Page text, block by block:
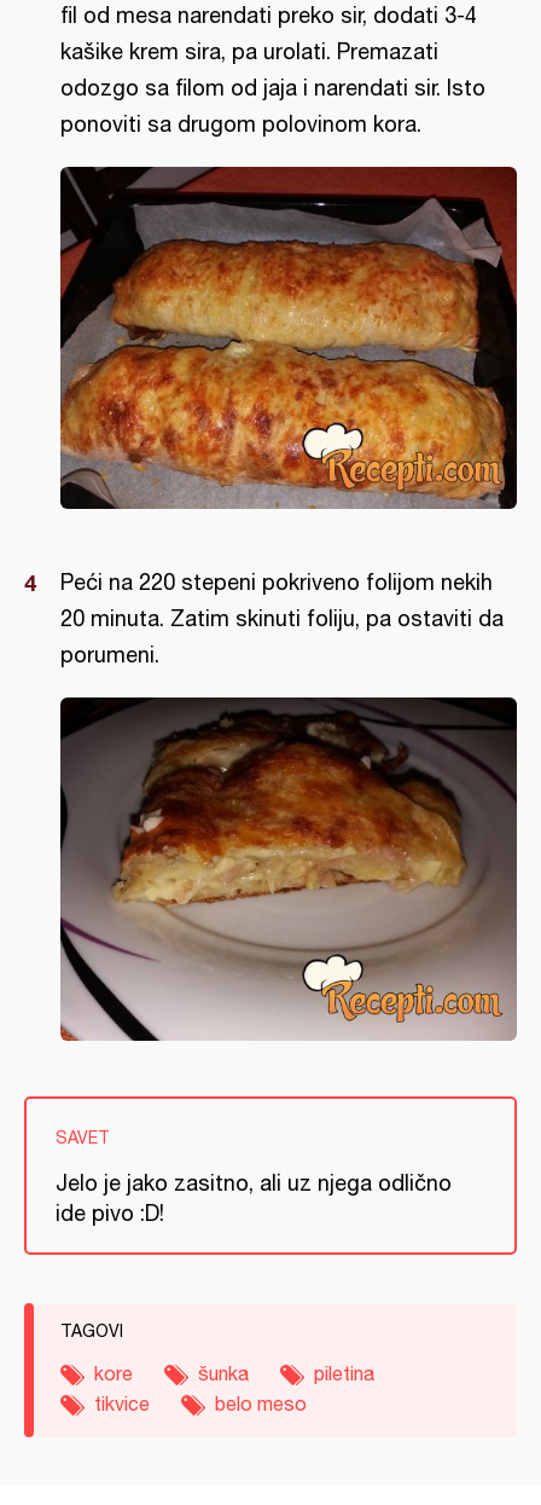
fil od mesa narendati preko sir, dodati 3-4
kašike krem sira, pa urolati. Premazati
odozgo sa filom od jaja i narendati sir. Isto
ponoviti sa drugom polovinom kora.
Peći na 220 stepeni pokriveno folijom nekih
20 minuta. Zatim skinuti foliju, pa ostaviti da
porumeni.
SAVET
Jelo je jako zasitno, ali uz njega odlično
ide pivo :D!
TAGOVI
kore šunka
piletina
tikvice
belo meso